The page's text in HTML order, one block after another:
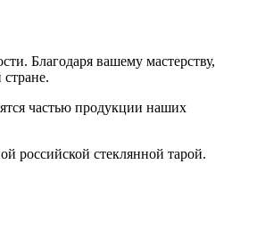
Благодаря вашему мастерству,
частью продукции наших
российской стеклянной тарой.